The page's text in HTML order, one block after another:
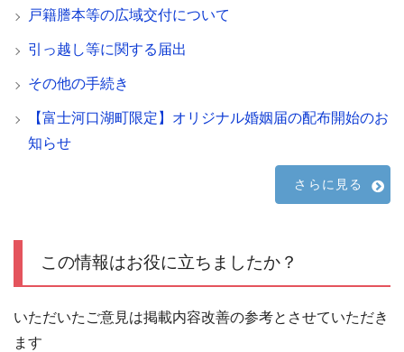
戸籍謄本等の広域交付について
引っ越し等に関する届出
その他の手続き
【富士河口湖町限定】オリジナル婚姻届の配布開始のお
知らせ
さらに見る
この情報はお役に立ちましたか？
いただいたご意見は掲載内容改善の参考とさせていただき
ます